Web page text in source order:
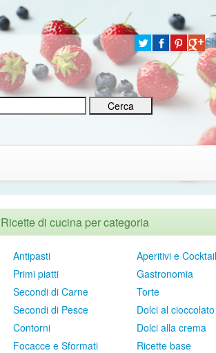
Ricette di cucina per categoria
Antipasti
Primi piatti
Secondi di Carne
Secondi di Pesce
Contorni
Focacce e Sformati
Aperitivi e Cocktail
Gastronomia
Torte
Dolci al cioccolato
Dolci alla crema
Ricette base